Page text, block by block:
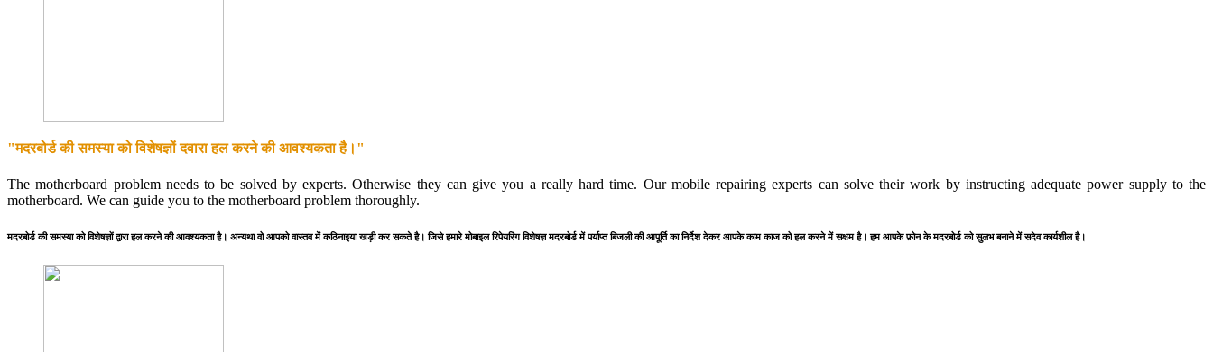
"मदरबोर्ड की समस्या को विशेषज्ञों दवारा हल करने की आवश्यकता है।"
The motherboard problem needs to be solved by experts. Otherwise they can give you a really hard time. Our mobile repairing experts can solve their work by instructing adequate power supply to the
motherboard. We can guide you to the motherboard problem thoroughly.
मदरबोर्ड की समस्या को विशेषज्ञों द्वारा हल करने की आवश्यकता है। अन्यथा वो आपको वास्तव में कठिनाइया खड़ी कर सकते है। जिसे हमारे मोबाइल रिपेयरिंग विशेषज्ञ मदरबोर्ड में पर्याप्त बिजली की आपूर्ति का निर्देश देकर आपके काम काज को हल करने में सक्षम है। हम आपके फ़ोन के मदरबोर्ड को सुलभ बनाने में सदेव कार्यशील है।